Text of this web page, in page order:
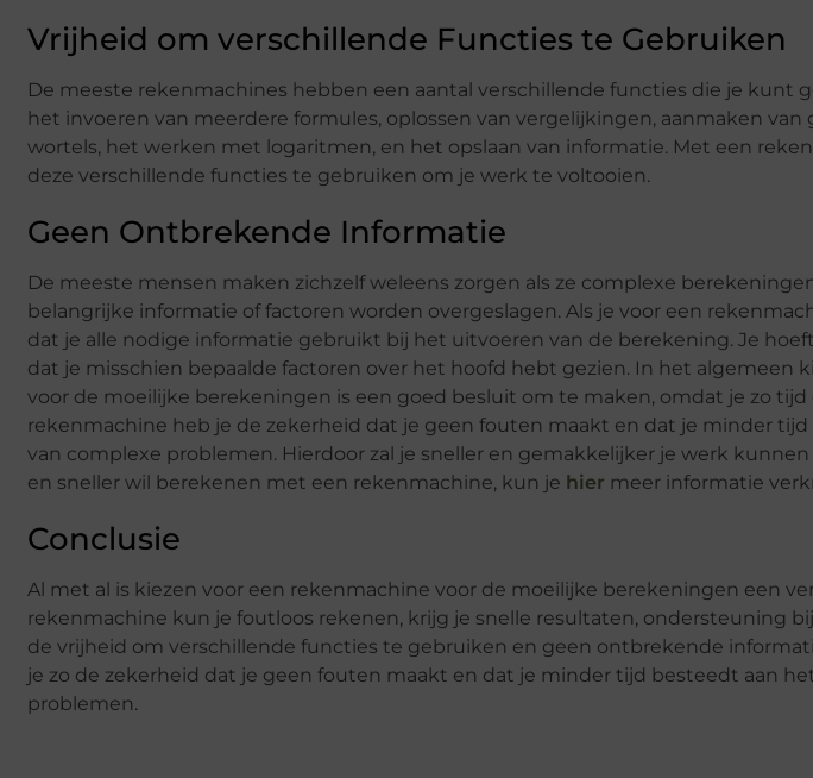
Vrijheid om verschillende Functies te Gebruiken
De meeste rekenmachines hebben een aantal verschillende functies die je kunt
het invoeren van meerdere formules, oplossen van vergelijkingen, aanmaken van
wortels, het werken met logaritmen, en het opslaan van informatie. Met een
deze verschillende functies te gebruiken om je werk te voltooien.
Geen Ontbrekende Informatie
De meeste mensen maken zichzelf weleens zorgen als ze complexe
belangrijke informatie of factoren worden overgeslagen. Als je voor een
dat je alle nodige informatie gebruikt bij het uitvoeren van de berekening. Je
dat je misschien bepaalde factoren over het hoofd hebt gezien. In het algemeen
voor de moeilijke berekeningen is een goed besluit om te maken, omdat je zo tijd
rekenmachine heb je de zekerheid dat je geen fouten maakt en dat je minder
van complexe problemen. Hierdoor zal je sneller en gemakkelijker je werk
en sneller wil berekenen met een rekenmachine, kun je hier meer informatie
Conclusie
Al met al is kiezen voor een rekenmachine voor de moeilijke berekeningen een
rekenmachine kun je foutloos rekenen, krijg je snelle resultaten, ondersteuning
de vrijheid om verschillende functies te gebruiken en geen ontbrekende
je zo de zekerheid dat je geen fouten maakt en dat je minder tijd besteedt aan
problemen.